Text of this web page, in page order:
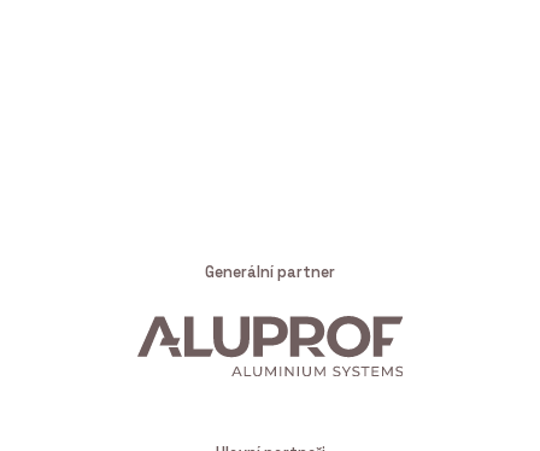
Generální partner